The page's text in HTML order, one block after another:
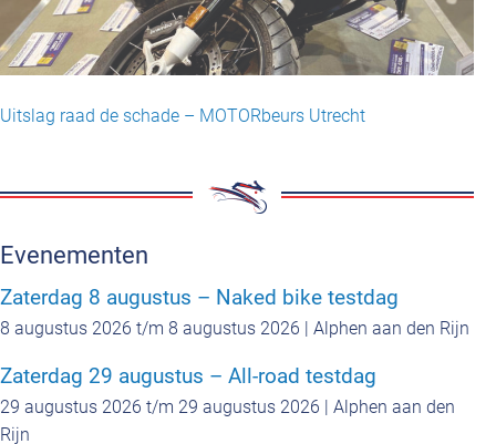
Uitslag raad de schade – MOTORbeurs Utrecht
Evenementen
Zaterdag 8 augustus – Naked bike testdag
8 augustus 2026 t/m 8 augustus 2026 | Alphen aan den Rijn
Zaterdag 29 augustus – All-road testdag
29 augustus 2026 t/m 29 augustus 2026 | Alphen aan den
Rijn